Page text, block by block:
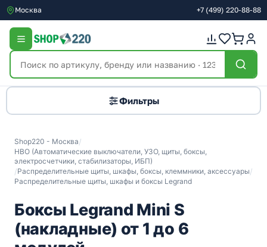
Москва +7 (499) 220-88-88
Фильтры
Shop220 - Москва/
НВО (Автоматические выключатели, УЗО, щиты, боксы,
электросчетчики, стабилизаторы, ИБП)
/Распределительные щиты, шкафы, боксы, клеммники, аксессуары/
Распределительные щиты, шкафы и боксы Legrand
Боксы Legrand Mini S
(накладные) от 1 до 6